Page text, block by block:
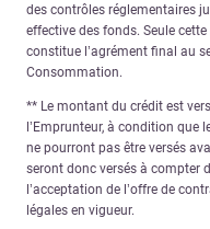
des contrôles réglementaires
effective des fonds. Seule
constitue l’agrément final au
Consommation.
** Le montant du crédit est
l’Emprunteur, à condition que
ne pourront pas être versés
seront donc versés à compter
l’acceptation de l’offre de
légales en vigueur.